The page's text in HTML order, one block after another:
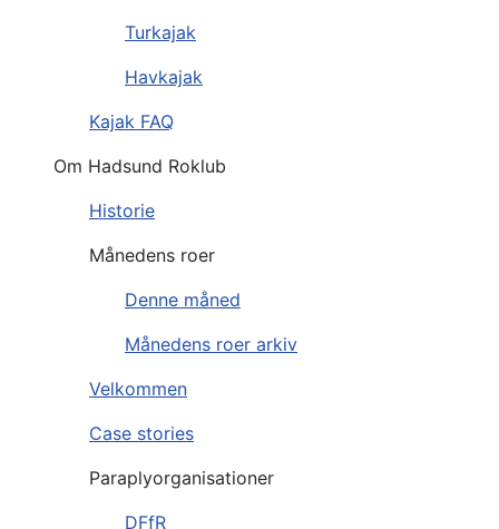
Turkajak
Havkajak
Kajak FAQ
Om Hadsund Roklub
Historie
Månedens roer
Denne måned
Månedens roer arkiv
Velkommen
Case stories
Paraplyorganisationer
DFfR